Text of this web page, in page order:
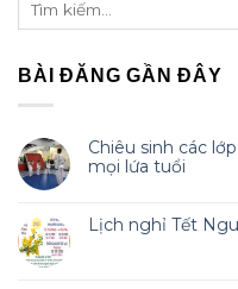
BÀI ĐĂNG GẦN ĐÂY
Chiêu sinh các
mọi lứa tuổi
Lịch nghỉ Tết